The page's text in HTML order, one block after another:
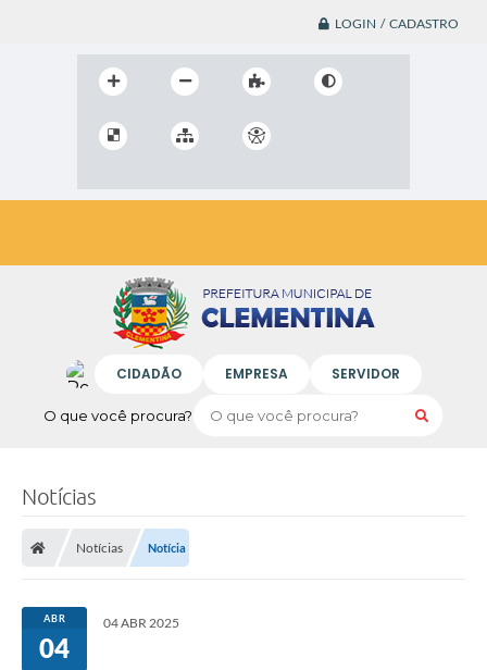
LOGIN / CADASTRO
O que você procura?
CIDADÃO EMPRESA SERVIDOR
Notícias
Notícias Notícia
ABR
04
04 ABR 2025